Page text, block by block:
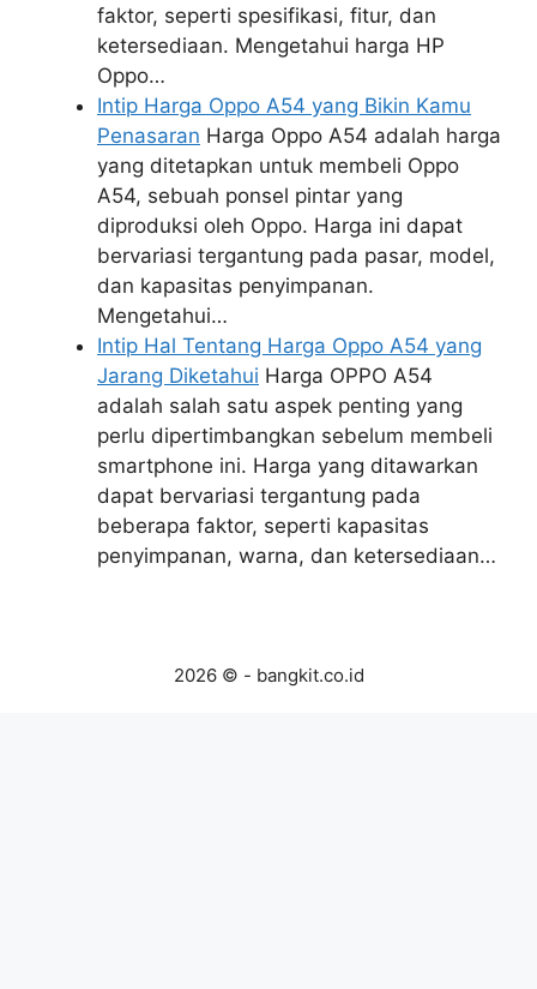
faktor, seperti spesifikasi, fitur, dan
ketersediaan. Mengetahui harga HP
Oppo…
Intip Harga Oppo A54 yang Bikin Kamu
Penasaran Harga Oppo A54 adalah harga
yang ditetapkan untuk membeli Oppo
A54, sebuah ponsel pintar yang
diproduksi oleh Oppo. Harga ini dapat
bervariasi tergantung pada pasar, model,
dan kapasitas penyimpanan.
Mengetahui…
Intip Hal Tentang Harga Oppo A54 yang
Jarang Diketahui Harga OPPO A54
adalah salah satu aspek penting yang
perlu dipertimbangkan sebelum membeli
smartphone ini. Harga yang ditawarkan
dapat bervariasi tergantung pada
beberapa faktor, seperti kapasitas
penyimpanan, warna, dan ketersediaan…
2026 © - bangkit.co.id